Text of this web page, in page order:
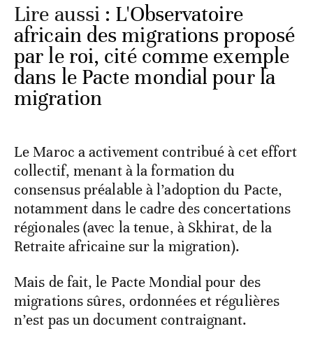
Lire aussi : L'Observatoire
africain des migrations proposé
par le roi, cité comme exemple
dans le Pacte mondial pour la
migration
Le Maroc a activement contribué à cet effort
collectif, menant à la formation du
consensus préalable à l’adoption du Pacte,
notamment dans le cadre des concertations
régionales (avec la tenue, à Skhirat, de la
Retraite africaine sur la migration).
Mais de fait, le Pacte Mondial pour des
migrations sûres, ordonnées et régulières
n’est pas un document contraignant.